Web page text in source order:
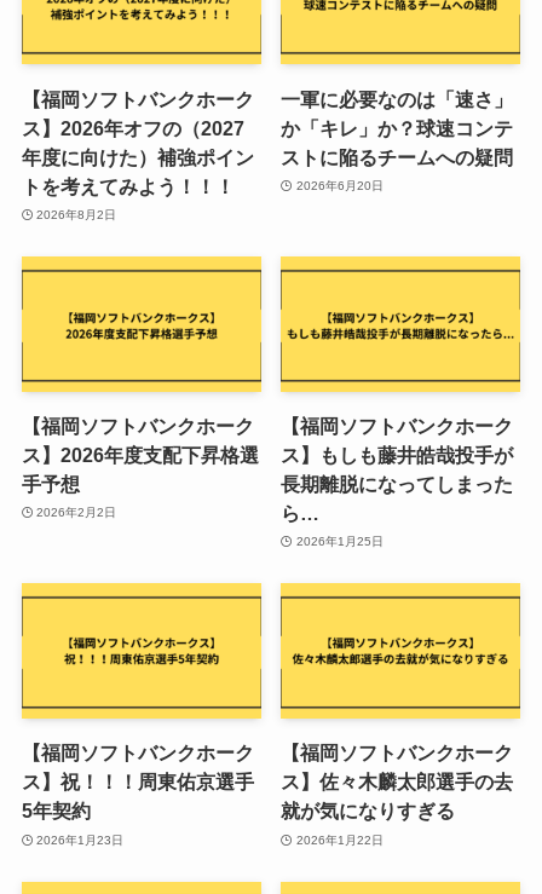
【福岡ソフトバンクホーク
ス】2026年オフの（2027
年度に向けた）補強ポイン
トを考えてみよう！！！
2026年8月2日
一軍に必要なのは「速さ」
か「キレ」か？球速コンテ
ストに陥るチームへの疑問
2026年6月20日
【福岡ソフトバンクホーク
ス】2026年度支配下昇格選
手予想
2026年2月2日
【福岡ソフトバンクホーク
ス】もしも藤井皓哉投手が
長期離脱になってしまった
ら…
2026年1月25日
【福岡ソフトバンクホーク
ス】祝！！！周東佑京選手
5年契約
2026年1月23日
【福岡ソフトバンクホーク
ス】佐々木麟太郎選手の去
就が気になりすぎる
2026年1月22日